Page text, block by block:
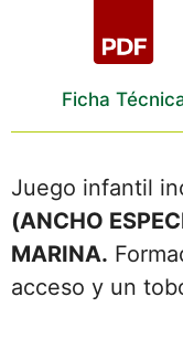
Ficha
Juego infantil
(ANCHO
MARINA.
acceso y un